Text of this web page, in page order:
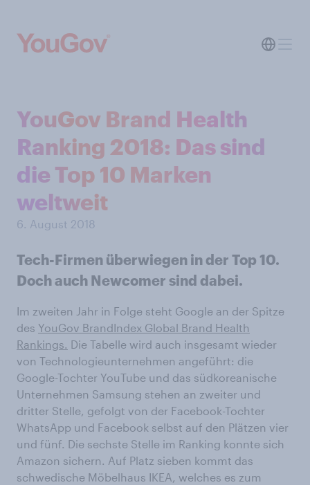
YouGov Brand Health
Ranking 2018: Das sind
die Top 10 Marken
weltweit
6. August 2018
Tech-Firmen überwiegen in der Top 10.
Doch auch Newcomer sind dabei.
Im zweiten Jahr in Folge steht Google an der Spitze
des YouGov BrandIndex Global Brand Health
Rankings. Die Tabelle wird auch insgesamt wieder
von Technologieunternehmen angeführt: die
Google-Tochter YouTube und das südkoreanische
Unternehmen Samsung stehen an zweiter und
dritter Stelle, gefolgt von der Facebook-Tochter
WhatsApp und Facebook selbst auf den Plätzen vier
und fünf. Die sechste Stelle im Ranking konnte sich
Amazon sichern. Auf Platz sieben kommt das
schwedische Möbelhaus IKEA, welches es zum